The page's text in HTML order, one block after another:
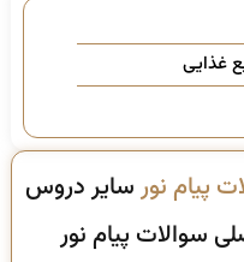
غذایی
پیام نورسایر دروس
سوالات پیام نور